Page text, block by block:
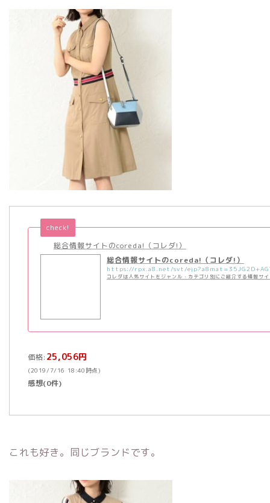
総合情報サイトのcoreda!（コレダ!）
check!
総合情報サイトのcoreda!（コレダ!）
コレダは人気サイトをジャンル・カテゴリ別にご紹介する情報サ
価格: 25,056円
(2019/7/16 18:40時点)
感想(0件)
これも好き。同じブランドです。